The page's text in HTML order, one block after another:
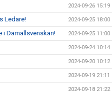
2024-09-26 15:19
Ledare! 2024-09-25 18:00
i Damallsvenskan! 2024-09-25 11:00
2024-09-24 10:14
2024-09-20 10:12
2024-09-19 21:11
2024-09-18 21:22